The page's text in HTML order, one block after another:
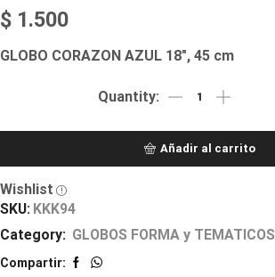
$ 1.500
GLOBO CORAZON AZUL 18″, 45 cm
Añadir al carrito
Wishlist
SKU: KKK94
Category: GLOBOS FORMA y TEMATICOS
Compartir: